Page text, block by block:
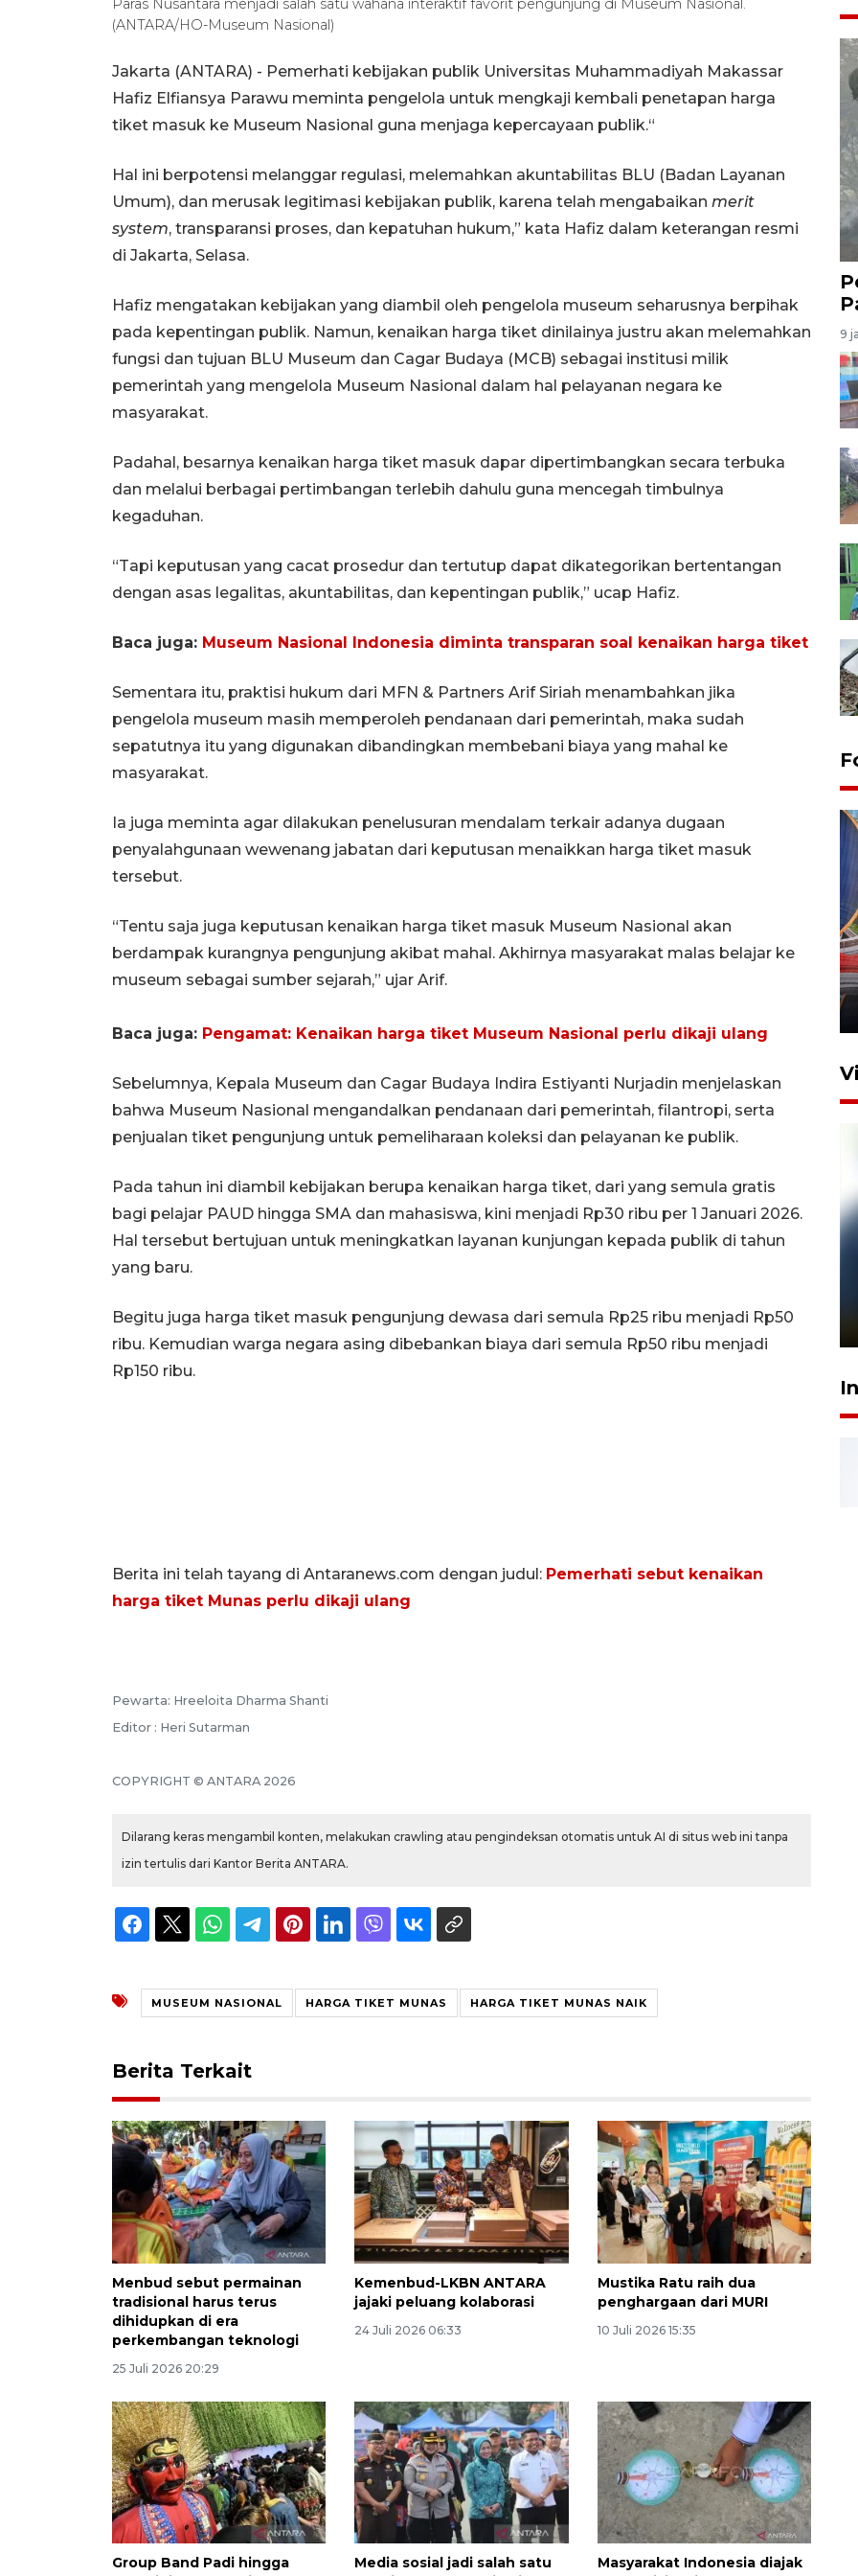
Paras Nusantara menjadi salah satu wahana interaktif favorit pengunjung di Museum Nasional.
(ANTARA/HO-Museum Nasional)
Jakarta (ANTARA) - Pemerhati kebijakan publik Universitas Muhammadiyah Makassar
Hafiz Elfiansya Parawu meminta pengelola untuk mengkaji kembali penetapan harga
tiket masuk ke Museum Nasional guna menjaga kepercayaan publik.“
Hal ini berpotensi melanggar regulasi, melemahkan akuntabilitas BLU (Badan Layanan
Umum), dan merusak legitimasi kebijakan publik, karena telah mengabaikan merit
system, transparansi proses, dan kepatuhan hukum,” kata Hafiz dalam keterangan resmi
di Jakarta, Selasa.
Hafiz mengatakan kebijakan yang diambil oleh pengelola museum seharusnya berpihak
pada kepentingan publik. Namun, kenaikan harga tiket dinilainya justru akan melemahkan
fungsi dan tujuan BLU Museum dan Cagar Budaya (MCB) sebagai institusi milik
pemerintah yang mengelola Museum Nasional dalam hal pelayanan negara ke
masyarakat.
Padahal, besarnya kenaikan harga tiket masuk dapar dipertimbangkan secara terbuka
dan melalui berbagai pertimbangan terlebih dahulu guna mencegah timbulnya
kegaduhan.
“Tapi keputusan yang cacat prosedur dan tertutup dapat dikategorikan bertentangan
dengan asas legalitas, akuntabilitas, dan kepentingan publik,” ucap Hafiz.
Baca juga: Museum Nasional Indonesia diminta transparan soal kenaikan harga tiket
Sementara itu, praktisi hukum dari MFN & Partners Arif Siriah menambahkan jika
pengelola museum masih memperoleh pendanaan dari pemerintah, maka sudah
sepatutnya itu yang digunakan dibandingkan membebani biaya yang mahal ke
masyarakat.
Ia juga meminta agar dilakukan penelusuran mendalam terkair adanya dugaan
penyalahgunaan wewenang jabatan dari keputusan menaikkan harga tiket masuk
tersebut.
“Tentu saja juga keputusan kenaikan harga tiket masuk Museum Nasional akan
berdampak kurangnya pengunjung akibat mahal. Akhirnya masyarakat malas belajar ke
museum sebagai sumber sejarah,” ujar Arif.
Baca juga: Pengamat: Kenaikan harga tiket Museum Nasional perlu dikaji ulang
Sebelumnya, Kepala Museum dan Cagar Budaya Indira Estiyanti Nurjadin menjelaskan
bahwa Museum Nasional mengandalkan pendanaan dari pemerintah, filantropi, serta
penjualan tiket pengunjung untuk pemeliharaan koleksi dan pelayanan ke publik.
Pada tahun ini diambil kebijakan berupa kenaikan harga tiket, dari yang semula gratis
bagi pelajar PAUD hingga SMA dan mahasiswa, kini menjadi Rp30 ribu per 1 Januari 2026.
Hal tersebut bertujuan untuk meningkatkan layanan kunjungan kepada publik di tahun
yang baru.
Begitu juga harga tiket masuk pengunjung dewasa dari semula Rp25 ribu menjadi Rp50
ribu. Kemudian warga negara asing dibebankan biaya dari semula Rp50 ribu menjadi
Rp150 ribu.
Berita ini telah tayang di Antaranews.com dengan judul: Pemerhati sebut kenaikan
harga tiket Munas perlu dikaji ulang
Pewarta: Hreeloita Dharma Shanti
Editor : Heri Sutarman
COPYRIGHT © ANTARA 2026
Dilarang keras mengambil konten, melakukan crawling atau pengindeksan otomatis untuk AI di situs web ini tanpa
izin tertulis dari Kantor Berita ANTARA.
MUSEUM NASIONAL HARGA TIKET MUNAS HARGA TIKET MUNAS NAIK
Berita Terkait
Menbud sebut permainan
tradisional harus terus
dihidupkan di era
perkembangan teknologi
25 Juli 2026 20:29
Kemenbud-LKBN ANTARA
jajaki peluang kolaborasi
24 Juli 2026 06:33
Mustika Ratu raih dua
penghargaan dari MURI
10 Juli 2026 15:35
Group Band Padi hingga
Media sosial jadi salah satu
Masyarakat Indonesia diajak
9
Komisi V DPR tinjau
perlintasan sebidang di
1 Juni 2026 05:47
jaringan gas 2026